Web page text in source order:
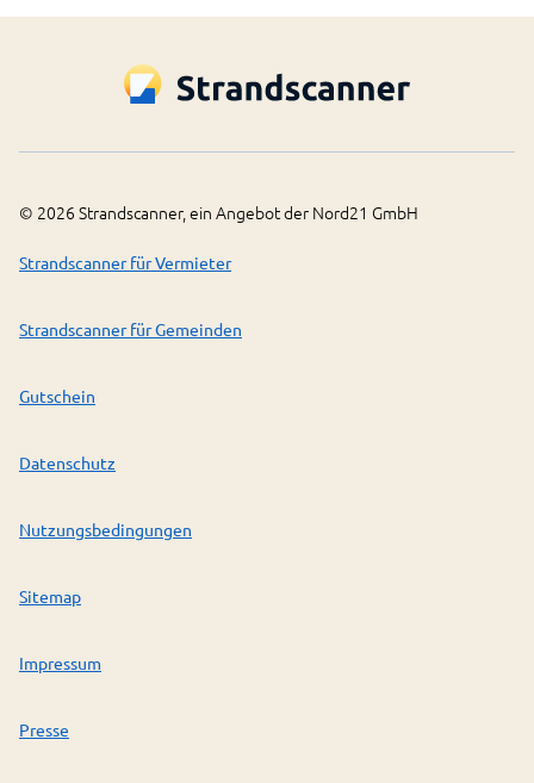
© 2026 Strandscanner, ein Angebot der Nord21 GmbH
Strandscanner für Vermieter
Strandscanner für Gemeinden
Gutschein
Datenschutz
Nutzungsbedingungen
Sitemap
Impressum
Presse